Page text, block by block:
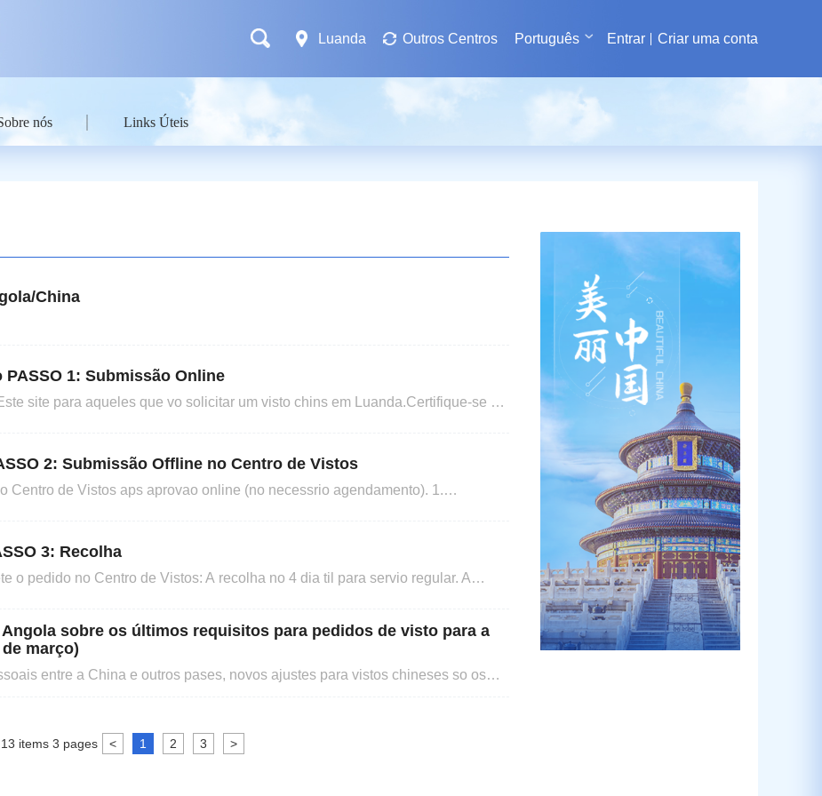
Luanda Outros Centros Português Entrar Criar uma conta
nós Links Úteis
China
1: Submissão Online
se de
2: Submissão Offline no Centro de Vistos
aps aprovao online (no necessrio agendamento). 1.
3: Recolha
de Vistos: A recolha no 4 dia til para servio regular. A
sobre os últimos requisitos para pedidos de visto para a
março)
entre a China e outros pases, novos ajustes para vistos chineses so os
13 items 3 pages < 1 2 3 >